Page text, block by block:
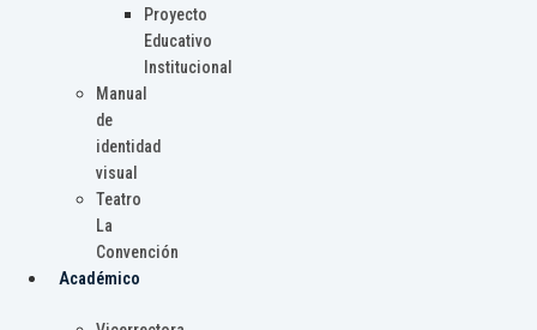
Proyecto
Educativo
Institucional
Manual
de
identidad
visual
Teatro
La
Convención
Académico